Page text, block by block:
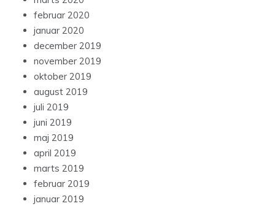
februar 2020
januar 2020
december 2019
november 2019
oktober 2019
august 2019
juli 2019
juni 2019
maj 2019
april 2019
marts 2019
februar 2019
januar 2019